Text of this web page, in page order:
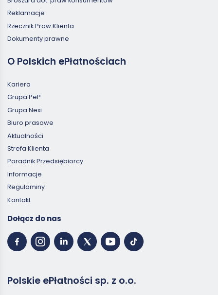
Reklamacje
Rzecznik Praw Klienta
Dokumenty prawne
O Polskich ePłatnościach
Kariera
Grupa PeP
Grupa Nexi
Biuro prasowe
Aktualności
Strefa Klienta
Poradnik Przedsiębiorcy
Informacje
Regulaminy
Kontakt
Dołącz do nas
Polskie ePłatności sp. z o.o.